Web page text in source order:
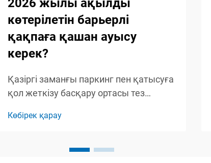
2026 жылы ақылды
көтерілетін барьерлі
қақпаға қашан ауысу
керек?
Қазіргі заманғы паркинг пен қатысуға
қол жеткізу басқару ортасы тез
басқарылатын жүйелер ақылды
беруде. 2026 жылға жақындаған
Көбірек қарау